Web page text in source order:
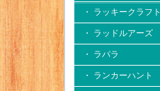
・ ラッキークラフト
・ ラッドルアーズ
・ ラパラ
・ ランカーハント